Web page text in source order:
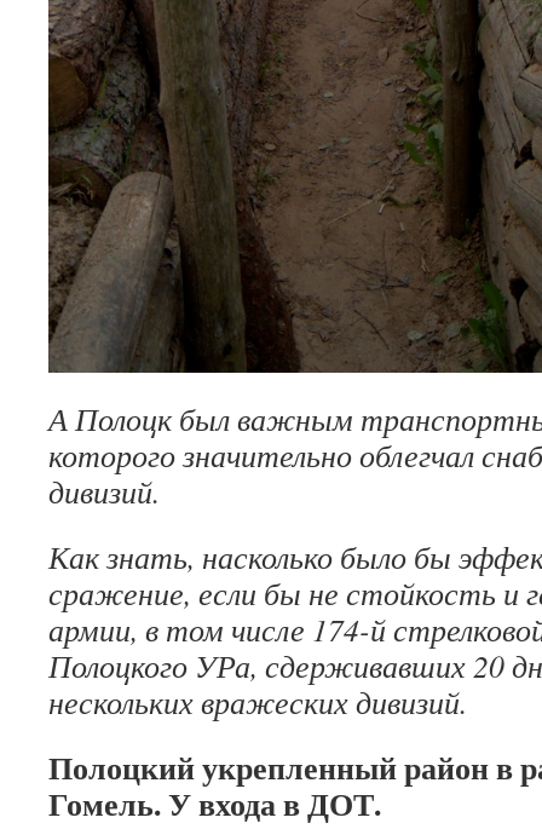
А Полоцк был важным
которого значительно облегчал
дивизий.
Как знать, насколько было бы
сражение, если бы не стой­кость и
армии, в том числе 174-й
Полоцкого УРа, сдерживавших 20
нескольких вражеских дивизий.
Полоцкий укрепленный район в
Гомель. У входа в ДОТ.